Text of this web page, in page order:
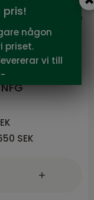
keramik
SEK
någon
priset.
vi till